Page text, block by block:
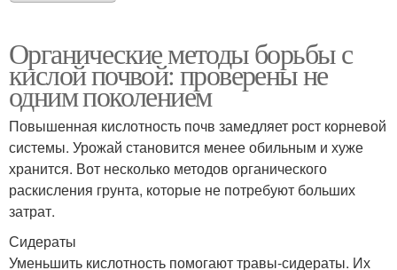
Органические методы борьбы с
кислой почвой: проверены не
одним поколением
Повышенная кислотность почв замедляет рост корневой
системы. Урожай становится менее обильным и хуже
хранится. Вот несколько методов органического
раскисления грунта, которые не потребуют больших
затрат.
Сидераты
Уменьшить кислотность помогают травы-сидераты. Их